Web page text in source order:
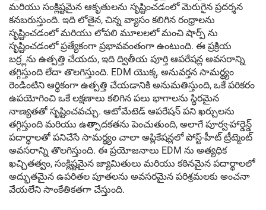
మరియు సంక్లిష్టమైన ఆకృతులను సృష్టించడంలో మెరుగైన ప్రదర్శన
కనబరుస్తుంది. ఇది లోతైన, చిన్న వ్యాసం కలిగిన రంధ్రాలను
సృష్టించడంలో మరియు లోపలి మూలలలో మంచి షార్ప్ ను
సృష్టించడంలో ప్రత్యేకంగా ప్రభావవంతంగా ఉంటుంది. ఈ ప్రక్రియ
బర్ర్లను ఉత్పత్తి చేయదు, ఇది ద్వితీయ పూర్తి ఆపరేషన్ల అవసరాన్ని
తగ్గిస్తుంది లేదా తొలగిస్తుంది. EDM యొక్క అనువర్తన సామర్థ్యం
రెండింటిని ఆర్థికంగా ఉత్పత్తి చేయడానికి అనుమతిస్తుంది, ఒకే పరికరం
ఉపయోగించి ఒకే లక్షణాలు కలిగిన పలు భాగాలను స్థిరమైన
నాణ్యతతో సృష్టించవచ్చు. ఆటోమేటెడ్ ఆపరేషన్ పని ఖర్చులను
తగ్గిస్తుంది మరియు ఉత్పాదకతను పెంచుతుంది, అలాగే పూర్వ-హార్డెన్డ్
పదార్థాలతో పనిచేసే సామర్థ్యం చాలా అప్లికేషన్లలో పోస్ట్-హీట్ ట్రీట్మెంట్
అవసరాన్ని తొలగిస్తుంది. ఈ ప్రయోజనాలు EDM ను అత్యధిక
ఖచ్చితత్వం, సంక్లిష్టమైన జ్యామితులు మరియు కఠినమైన పదార్థాలలో
అద్భుతమైన ఉపరితల పూతలను అవసరమైన పరిశ్రమలకు అంచనా
వేయలేని సాంకేతికతగా చేస్తుంది.